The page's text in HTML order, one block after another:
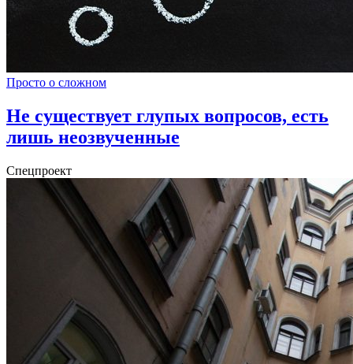
Просто о сложном
Не существует глупых вопросов, есть
лишь неозвученные
Спецпроект